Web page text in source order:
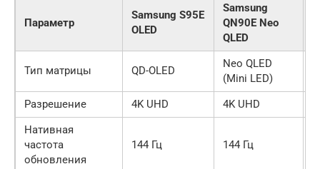
Параметр
Samsung S95E
OLED
Samsung
QN90E Neo
QLED
Тип матрицы QD-OLED
Neo QLED
(Mini LED)
Разрешение
4K UHD 4K UHD
Нативная
частота
обновления
144 Гц 144 Гц